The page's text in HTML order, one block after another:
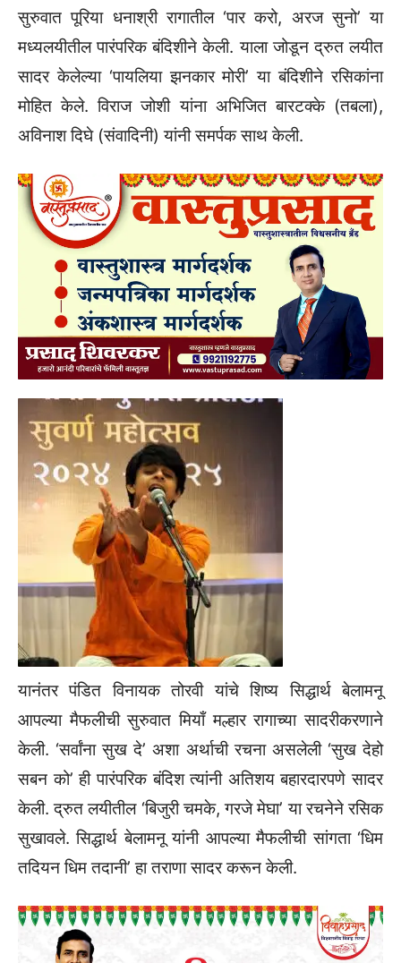
सुरुवात पूरिया धनाश्री रागातील ‘पार करो, अरज सुनो’ या
मध्यलयीतील पारंपरिक बंदिशीने केली. याला जोडून द्रुत लयीत
सादर केलेल्या ‘पायलिया झनकार मोरी’ या बंदिशीने रसिकांना
मोहित केले. विराज जोशी यांना अभिजित बारटक्के (तबला),
अविनाश दिघे (संवादिनी) यांनी समर्पक साथ केली.
यानंतर पंडित विनायक तोरवी यांचे शिष्य सिद्धार्थ बेलामनू
आपल्या मैफलीची सुरुवात मियाँ मल्हार रागाच्या सादरीकरणाने
केली. ‘सर्वांना सुख दे’ अशा अर्थाची रचना असलेली ‘सुख देहो
सबन को’ ही पारंपरिक बंदिश त्यांनी अतिशय बहारदारपणे सादर
केली. द्रुत लयीतील ‘बिजुरी चमके, गरजे मेघा’ या रचनेने रसिक
सुखावले. सिद्धार्थ बेलामनू यांनी आपल्या मैफलीची सांगता ‘धिम
तदियन धिम तदानी’ हा तराणा सादर करून केली.